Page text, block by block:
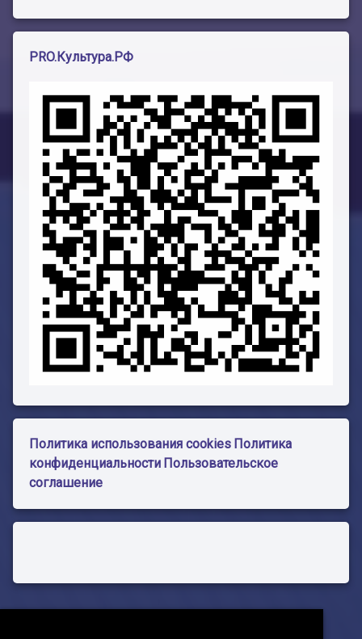
PRO.Культура.РФ
Политика использования cookies Политика
конфиденциальности Пользовательское
соглашение